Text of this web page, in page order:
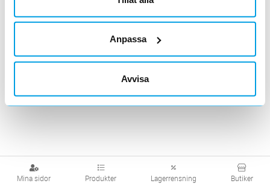
Anpassa
Avvisa
Mina sidor Produkter Lagerrensning Butiker